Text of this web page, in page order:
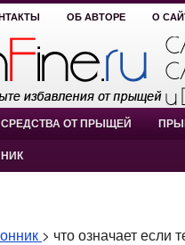
ОБ АВТОРЕ О
СРЕДСТВА ОТ ПРЫЩЕЙ
> что означает если